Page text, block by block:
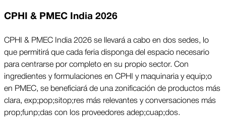
CPHI & PMEC India 2026
CPHI & PMEC India 2026 se llevará a cabo en dos sedes, lo
que permitirá que cada feria disponga del espacio necesario
para centrarse por completo en su propio sector. Con
ingredientes y formulaciones en CPHI y maquinaria y equi­p;o
en PMEC, se beneficiará de una zonificación de productos más
clara, ex­p;po­p;sito­p;res más relevantes y conversaciones más
pro­p;fun­p;das con los proveedores ade­p;cua­p;dos.